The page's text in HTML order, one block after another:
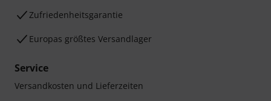
Zufriedenheitsgarantie
Europas größtes Versandlager
Service
Versandkosten und Lieferzeiten